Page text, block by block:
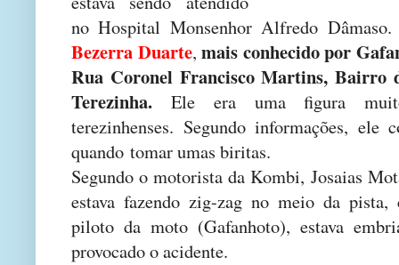
no Hospital Monsenhor Alfredo
Bezerra Duarte, mais conhecido por
Rua Coronel Francisco Martins, Bairro
Terezinha. Ele era uma figura
terezinhenses. Segundo informações, ele
quando tomar umas biritas.
Segundo o motorista da Kombi, Josaias
estava fazendo zig-zag no meio da pista,
piloto da moto (Gafanhoto), estava
provocado o acidente.